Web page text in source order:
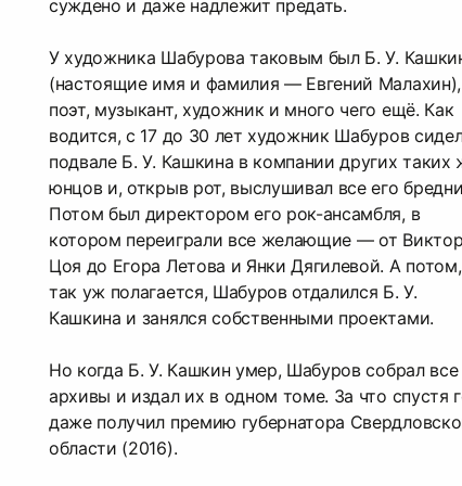
суждено и даже надлежит предать.
У художника Шабурова таковым был Б. У.
(настоящие имя и фамилия — Евгений Малахин),
поэт, музыкант, художник и много чего ещё. Как
водится, с 17 до 30 лет художник Шабуров
подвале Б. У. Кашкина в компании других таких
юнцов и, открыв рот, выслушивал все его
Потом был директором его рок-ансамбля, в
котором переиграли все желающие — от
Цоя до Егора Летова и Янки Дягилевой. А потом,
так уж полагается, Шабуров отдалился Б. У.
Кашкина и занялся собственными проектами.
Но когда Б. У. Кашкин умер, Шабуров собрал все
архивы и издал их в одном томе. За что спустя
даже получил премию губернатора
области (2016).